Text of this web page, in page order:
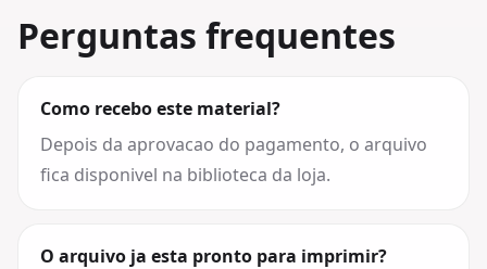
Perguntas frequentes
Como recebo este material?
Depois da aprovacao do pagamento, o arquivo
fica disponivel na biblioteca da loja.
O arquivo ja esta pronto para imprimir?